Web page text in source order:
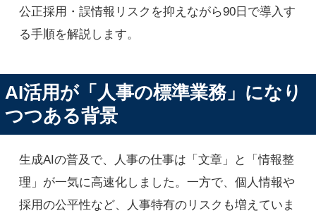
公正採用・誤情報リスクを抑えながら90日で導入す
る手順を解説します。
AI活用が「人事の標準業務」になり
つつある背景
生成AIの普及で、人事の仕事は「文章」と「情報整
理」が一気に高速化しました。一方で、個人情報や
採用の公平性など、人事特有のリスクも増えていま